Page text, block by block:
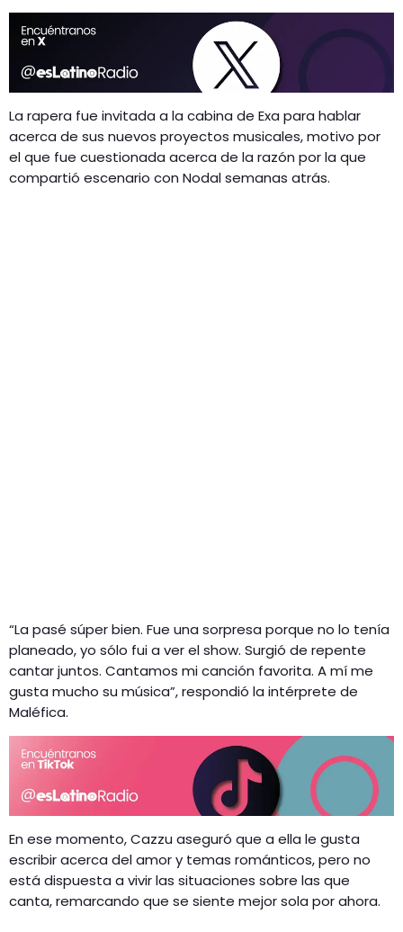
La rapera fue invitada a la cabina de Exa para hablar
acerca de sus nuevos proyectos musicales, motivo por
el que fue cuestionada acerca de la razón por la que
compartió escenario con Nodal semanas atrás.
“La pasé súper bien. Fue una sorpresa porque no lo tenía
planeado, yo sólo fui a ver el show. Surgió de repente
cantar juntos. Cantamos mi canción favorita. A mí me
gusta mucho su música”, respondió la intérprete de
Maléfica.
En ese momento, Cazzu aseguró que a ella le gusta
escribir acerca del amor y temas románticos, pero no
está dispuesta a vivir las situaciones sobre las que
canta, remarcando que se siente mejor sola por ahora.